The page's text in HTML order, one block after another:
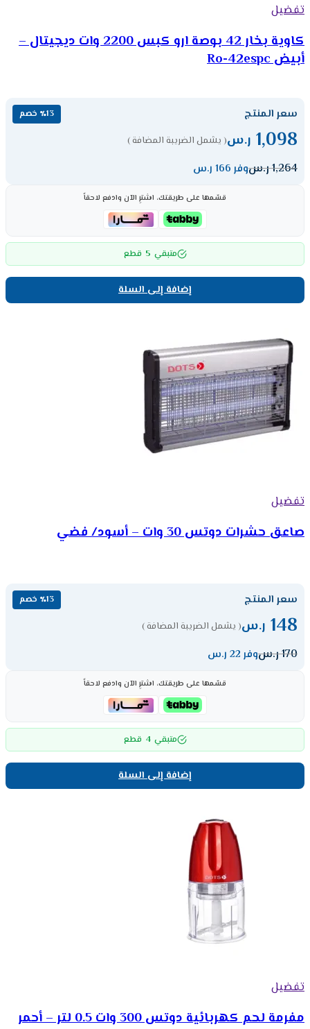
تفضيل
كاوية بخار 42 بوصة ارو كبس 2200 وات ديجيتال –
أبيض Ro-42espc
سعر المنتج ٪13 خصم
1,098 ر.س( يشمل الضريبة المضافة )
1,264ر.سوفر 166 ر.س
قسّمها على طريقتك، اشترِ الآن وادفع لاحقاً
متبقي 5 قطع
إضافة إلى السلة
تفضيل
صاعق حشرات دوتس 30 وات – أسود/ فضي
سعر المنتج ٪13 خصم
148 ر.س( يشمل الضريبة المضافة )
170ر.سوفر 22 ر.س
قسّمها على طريقتك، اشترِ الآن وادفع لاحقاً
متبقي 4 قطع
إضافة إلى السلة
تفضيل
مفرمة لحم كهربائية دوتس 300 وات 0.5 لتر – أحمر